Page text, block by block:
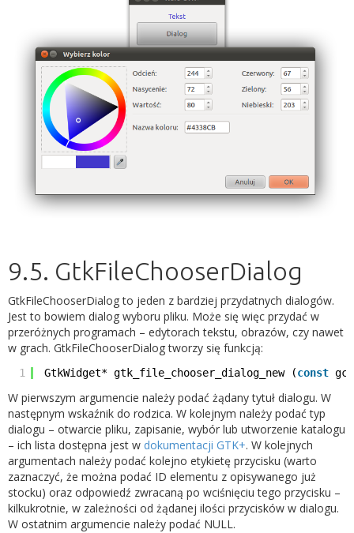
9.5. GtkFileChooserDialog
GtkFileChooserDialog to jeden z bardziej przydatnych dialogów.
Jest to bowiem dialog wyboru pliku. Może się więc przydać w
przeróżnych programach – edytorach tekstu, obrazów, czy nawet
w grach. GtkFileChooserDialog tworzy się funkcją:
1 GtkWidget* gtk_file_chooser_dialog_new (const
W pierwszym argumencie należy podać żądany tytuł dialogu. W
następnym wskaźnik do rodzica. W kolejnym należy podać typ
dialogu – otwarcie pliku, zapisanie, wybór lub utworzenie katalogu
– ich lista dostępna jest w dokumentacji GTK+. W kolejnych
argumentach należy podać kolejno etykietę przycisku (warto
zaznaczyć, że można podać ID elementu z opisywanego już
stocku) oraz odpowiedź zwracaną po wciśnięciu tego przycisku –
kilkukrotnie, w zależności od żądanej ilości przycisków w dialogu.
W ostatnim argumencie należy podać NULL.